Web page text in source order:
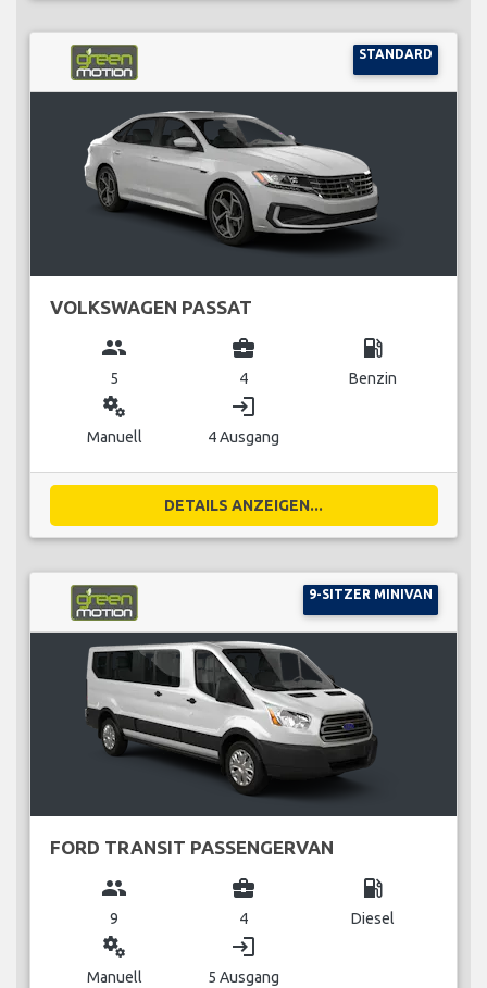
STANDARD
VOLKSWAGEN PASSAT
group
5
business_center
4
local_gas_station
Benzin
miscellaneous_services
Manuell
login
4 Ausgang
DETAILS ANZEIGEN...
9-SITZER MINIVAN
FORD TRANSIT PASSENGERVAN
group
9
business_center
4
local_gas_station
Diesel
miscellaneous_services
Manuell
login
5 Ausgang